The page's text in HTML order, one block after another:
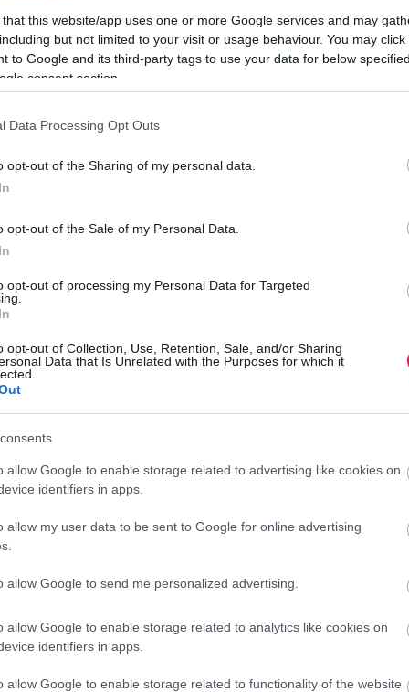
that this website/app uses one or more Google services and may
but not limited to your visit or usage behaviour. You may
to Google and its third-party tags to use your data for below
consent section.
Data Processing Opt Outs
opt-out of the Sharing of my personal data.
opt-out of the Sale of my Personal Data.
opt-out of processing my Personal Data for Targeted
opt-out of Collection, Use, Retention, Sale, and/or Sharing
Data that Is Unrelated with the Purposes for which it
allow Google to enable storage related to advertising like cookies on
identifiers in apps.
allow my user data to be sent to Google for online advertising
allow Google to send me personalized advertising.
allow Google to enable storage related to analytics like cookies on
identifiers in apps.
allow Google to enable storage related to functionality of the website
akcióban bukott meg.
forrásként a Google Keresőben!
fiktív számlákat, amik mögött nem volt valós teljesítés:
is számla: takarítás, hulladékkezelés, informatika,
szoftverfejlesztés, építőipari tevékenység,
kötelezettségüket, miközben a háttérben készpénz-
a haszonhúzó cégek által utalt összegek rövid időn
számláiról, majd készpénzben visszakerültek a
vezetőihez.
a meghatározott időben, nagyobb összegekben
vezették az elcsalt adó nyilvántartását is. A szokatlan
is tűnhet. A fegyelmezett működés mögött
a szervezet irányítását kézben tartotta.
helyszínen, az utcán fogták el a nyomozók, majd
Az ügyben 27 helyszínen tartottak kutatást, 19
vettek. Letartóztatásukat a bíróság – az ügyészség
értékben zároltak ingatlanokat, emellett nagy értékű
kapcsolatos intézkedéseket hoztak. A NAV bűnügyi
elkövetett költségvetési csalás miatt nyomoz